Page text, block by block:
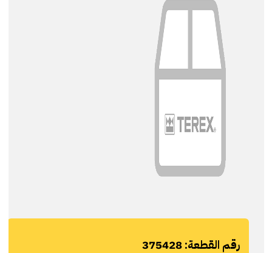
رقم القطعة:375428